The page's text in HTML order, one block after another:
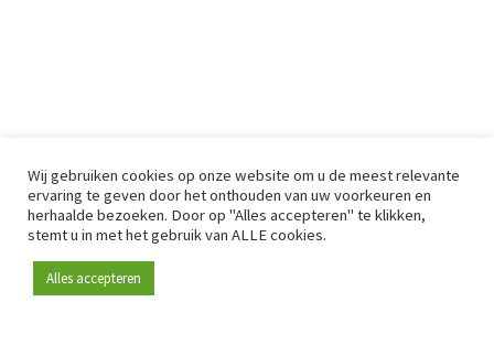
Wij gebruiken cookies op onze website om u de meest relevante
ervaring te geven door het onthouden van uw voorkeuren en
herhaalde bezoeken. Door op "Alles accepteren" te klikken,
stemt u in met het gebruik van ALLE cookies.
Alles accepteren